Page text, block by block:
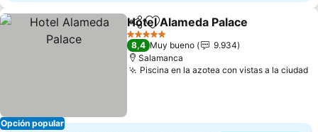
Opción popular
CompartirAñadir a favoritos
Hotel Alameda Palace
5 Estrellas
8,4 Muy bueno
9.934
Salamanca
Piscina en la azotea con vistas a la ciudad